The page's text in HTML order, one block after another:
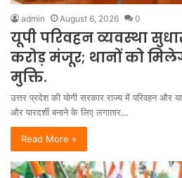
admin August 6, 2026 0
यूपी परिवहन व्यवस्था
करोड़ मंजूर; थानों को
मुक्ति.
उत्तर प्रदेश की योगी सरकार राज्य में परिवहन और
और पारदर्शी बनाने के लिए लगातार…
Read More »